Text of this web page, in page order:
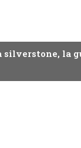
silverstone, la